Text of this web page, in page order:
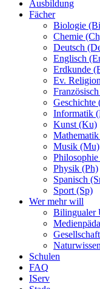
Ausbildung
Fächer
Biologie
Chemie
Deutsch
Englisch
Erdkunde
Ev.
Geschichte
Informatik
Kunst (Ku)
Musik (Mu)
Physik (Ph)
Spanisch
Sport (Sp)
Wer mehr will
Bilingualer
Schulen
FAQ
IServ